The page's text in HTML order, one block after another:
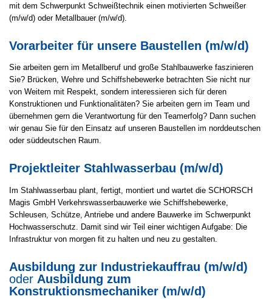
mit dem Schwerpunkt Schweißtechnik einen motivierten Schweißer
(m/w/d) oder Metallbauer (m/w/d).
Vorarbeiter für unsere Baustellen (m/w/d)
Sie arbeiten gern im Metallberuf und große Stahlbauwerke faszinieren
Sie? Brücken, Wehre und Schiffshebewerke betrachten Sie nicht nur
von Weitem mit Respekt, sondern interessieren sich für deren
Konstruktionen und Funktionalitäten? Sie arbeiten gern im Team und
übernehmen gern die Verantwortung für den Teamerfolg? Dann suchen
wir genau Sie für den Einsatz auf unseren Baustellen im norddeutschen
oder süddeutschen Raum.
Projektleiter Stahlwasserbau (m/w/d)
Im Stahlwasserbau plant, fertigt, montiert und wartet die SCHORSCH
Magis GmbH Verkehrswasserbauwerke wie Schiffshebewerke,
Schleusen, Schütze, Antriebe und andere Bauwerke im Schwerpunkt
Hochwasserschutz. Damit sind wir Teil einer wichtigen Aufgabe: Die
Infrastruktur von morgen fit zu halten und neu zu gestalten.
Ausbildung zur Industriekauffrau (m/w/d)
oder Ausbildung zum
Konstruktionsmechaniker (m/w/d)